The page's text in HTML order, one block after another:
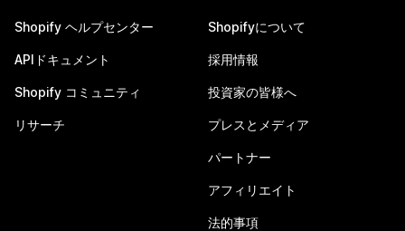
Shopify ヘルプセンター
APIドキュメント
Shopify コミュニティ
リサーチ
Shopifyについて
採用情報
投資家の皆様へ
プレスとメディア
パートナー
アフィリエイト
法的事項